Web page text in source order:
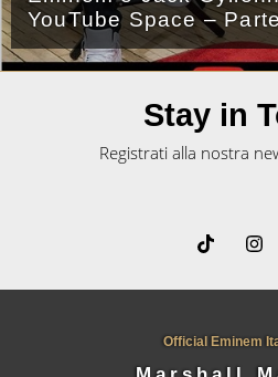
III Teaser
Stay in
Registrati alla nostra
Official Eminem